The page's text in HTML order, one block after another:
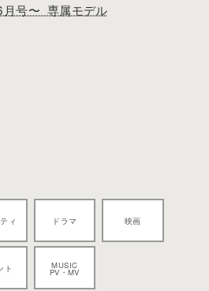
月号〜 専属モデル
ィ ドラマ 映画
ト MUSIC
PV・MV